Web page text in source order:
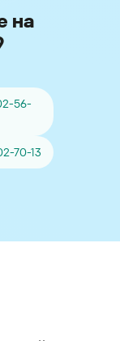
на
56-
70-13